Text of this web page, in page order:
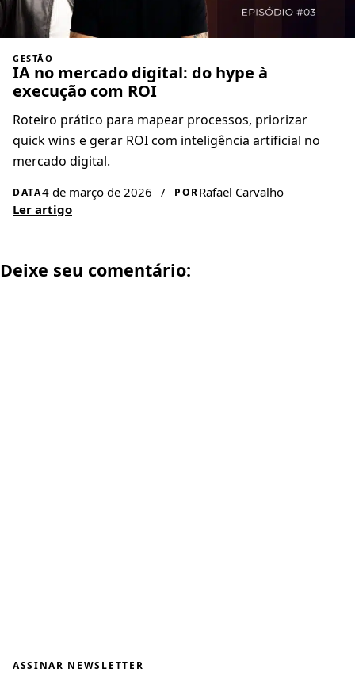
GESTÃO
IA no mercado digital: do hype à
execução com ROI
Roteiro prático para mapear processos, priorizar
quick wins e gerar ROI com inteligência artificial no
mercado digital.
DATA4 de março de 2026 / PORRafael Carvalho
Ler artigo
Deixe seu comentário:
ASSINAR NEWSLETTER